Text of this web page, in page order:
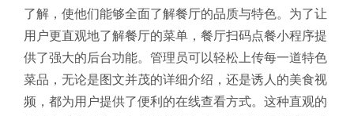
了解，使他们能够全面了解餐厅的品质与特色。为了让
用户更直观地了解餐厅的菜单，餐厅扫码点餐小程序提
供了强大的后台功能。管理员可以轻松上传每一道特色
菜品，无论是图文并茂的详细介绍，还是诱人的美食视
频，都为用户提供了便利的在线查看方式。这种直观的